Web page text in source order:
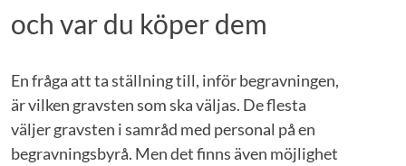
och var du köper dem
En fråga att ta ställning till, inför begravningen,
är vilken gravsten som ska väljas. De flesta
väljer gravsten i samråd med personal på en
begravningsbyrå. Men det finns även möjlighet